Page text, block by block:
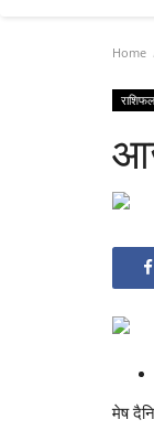
Home
राशिफल
मेष